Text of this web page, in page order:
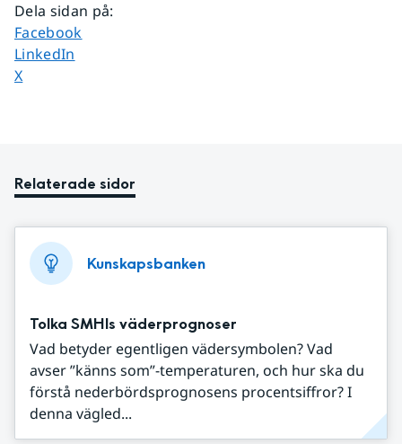
Dela sidan på:
Dela sidan på
Facebook
Dela sidan på
LinkedIn
Dela sidan på
X
Relaterade sidor
Kunskapsbanken
Tolka SMHIs väderprognoser
Vad betyder egentligen vädersymbolen? Vad
avser ”känns som”-temperaturen, och hur ska du
förstå nederbördsprognosens procentsiffror? I
denna vägled...